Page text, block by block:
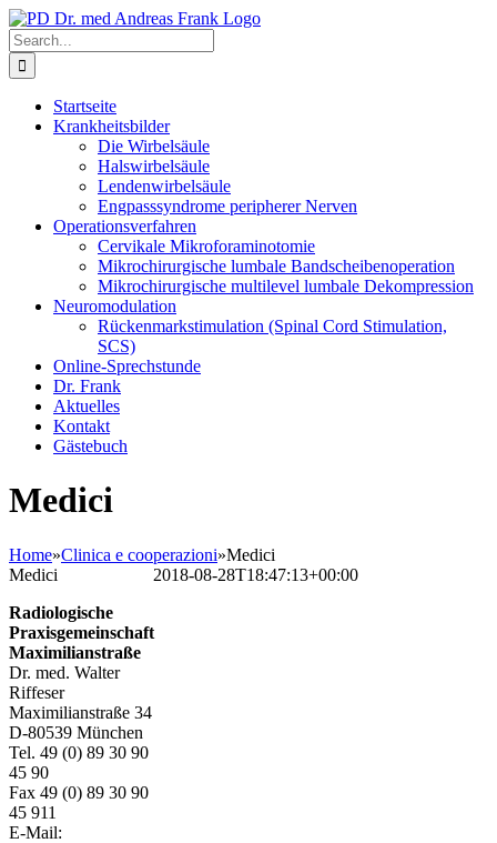
Skip
to
content
Search
for:
Startseite
Krankheitsbilder
Die Wirbelsäule
Halswirbelsäule
Lendenwirbelsäule
Engpasssyndrome peripherer Nerven
Operationsverfahren
Cervikale Mikroforaminotomie
Mikrochirurgische lumbale Bandscheibenoperation
Mikrochirurgische multilevel lumbale Dekompression
Neuromodulation
Rückenmarkstimulation (Spinal Cord Stimulation,
SCS)
Online-Sprechstunde
Dr. Frank
Aktuelles
Kontakt
Gästebuch
Medici
Home»Clinica e cooperazioni»Medici
Medici
2018-08-28T18:47:13+00:00
Radiologische
Praxisgemeinschaft
Maximilianstraße
Dr. med. Walter
Riffeser
Maximilianstraße 34
D-80539 München
Tel. 49 (0) 89 30 90
45 90
Fax 49 (0) 89 30 90
45 911
E-Mail: